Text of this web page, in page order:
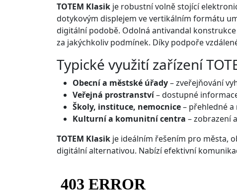
TOTEM Klasik je robustní volně stojící
dotykovým displejem ve vertikálním formátu
digitální podobě. Odolná antivandal
za jakýchkoliv podmínek. Díky podpoře
Typické využití zařízení
Obecní a městské úřady– zveřejňování
Veřejná prostranství– dostupné
Školy, instituce, nemocnice– přehledné
Kulturní a komunitní centra – zobrazení
TOTEM Klasik je ideálním řešením pro města,
digitální alternativou. Nabízí efektivní